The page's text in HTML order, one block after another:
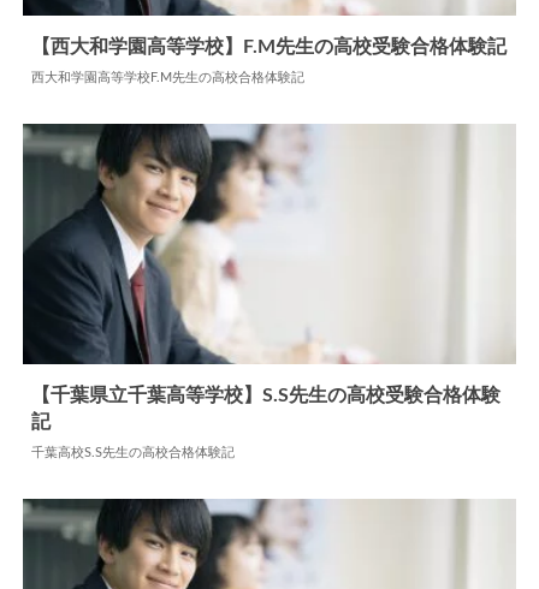
【西大和学園高等学校】F.M先生の高校受験合格体験記
西大和学園高等学校F.M先生の高校合格体験記
高校合格体験記
【千葉県立千葉高等学校】S.S先生の高校受験合格体験
記
千葉高校S.S先生の高校合格体験記